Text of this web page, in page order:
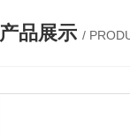
产品展示 /